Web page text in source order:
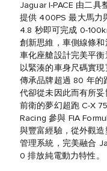
Jaguar I-PACE 由二具
提供 400PS 最大馬力
4.8 秒即可完成 0-
創新思維，車側線條
車化座艙設計完美平
以緊湊的車身尺碼實
傳承品牌超過 80 年的
代卻從未因此而有所
前衛的夢幻超跑 C-X
Racing 參與 FIA
與豐富經驗，從外觀
管理系統，完美融合
0 排放純電動力特性。